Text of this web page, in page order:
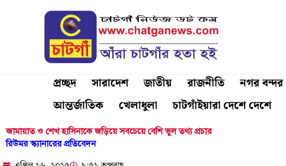
প্রচ্ছদ সারাদেশ জাতীয় রাজনীতি নগর বন্দর
আন্তর্জাতিক
খেলাধুলা চাটগাঁইয়ারা দেশে দেশে
জামায়াত ও শেখ হাসিনাকে জড়িয়ে সবচেয়ে বেশি ভুল তথ্য প্রচার
রিউমর স্ক্যানারের প্রতিবেদন